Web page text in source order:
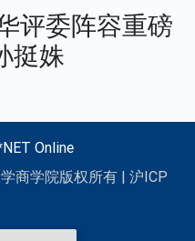
评委阵容重磅
挺姝
Online
商学院版权所有 | 沪ICP